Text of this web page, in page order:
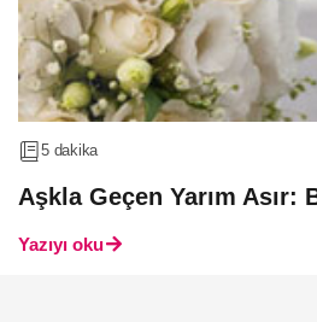
5 dakika
Aşkla Geçen Yarım Asır:
Yazıyı oku